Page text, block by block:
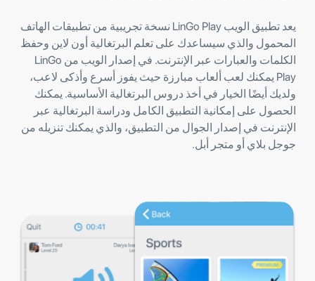
يعد تطبيق الويب LinGo Play نسخة تجريبية من تطبيقات الهاتف
المحمول والذي سيساعدك على تعلم البرتغالية أون لاين وحفظ
الكلمات والعبارات عبر الإنترنت. في إصدار الويب من LinGo
Play يمكنك لعب ألعاب مبارزة حيث يفوز أسرع وأذكى لاعب،
ولديك أيضًا الخيار في أخذ دروس البرتغالية الأساسية. يمكنك
الحصول على إمكانية التطبيق الكامل ودراسة البرتغالية عبر
الإنترنت في إصدار الجوال من التطبيق، والذي يمكنك تنزيله من
جوجل بلاي أو متجر أبل.